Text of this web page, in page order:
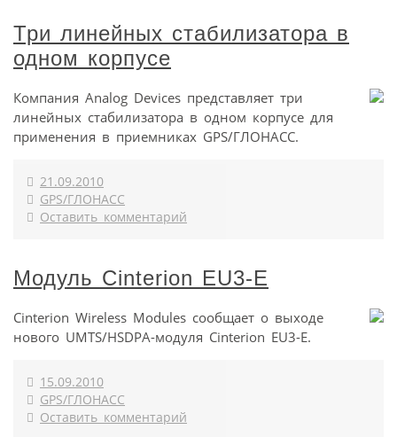
Три линейных стабилизатора в
одном корпусе
Компания Analog Devices представляет три
линейных стабилизатора в одном корпусе для
применения в приемниках GPS/ГЛОНАСС.
21.09.2010
GPS/ГЛОНАСС
Оставить комментарий
Модуль Cinterion EU3-E
Cinterion Wireless Modules сообщает о выходе
нового UMTS/HSDPA-модуля Cinterion EU3-E.
15.09.2010
GPS/ГЛОНАСС
Оставить комментарий